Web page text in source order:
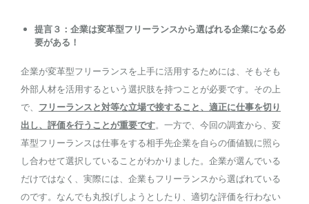
提言３：企業は変革型フリーランスから選ばれる企業になる必
要がある！
企業が変革型フリーランスを上手に活用するためには、そもそも
外部人材を活用するという選択肢を持つことが必要です。その上
で、 フリーランスと対等な立場で接すること、適正に仕事を切り
出し、評価を行うことが重要です。一方で、今回の調査から、変
革型フリーランスは仕事をする相手先企業を自らの価値観に照ら
し合わせて選択していることがわかりました。企業が選んでいる
だけではなく、実際には、企業もフリーランスから選ばれている
のです。なんでも丸投げしようとしたり、適切な評価を行わない